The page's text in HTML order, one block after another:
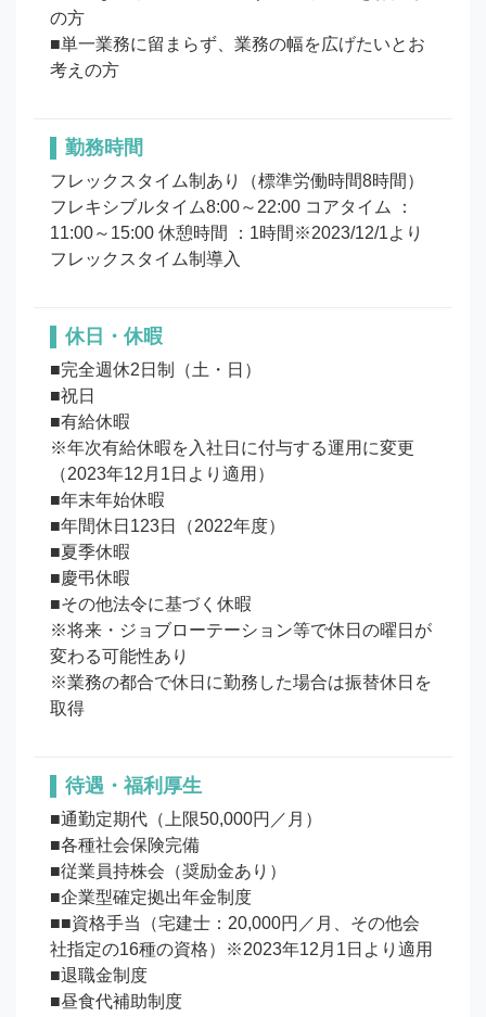
の方
■単一業務に留まらず、業務の幅を広げたいとお
勤務時間
フレックスタイム制あり（標準労働時間8時間）
フレキシブルタイム8:00～22:00 コアタイム ：
11:00～15:00 休憩時間 ：1時間※2023/12/1より
フレックスタイム制導入
休日・休暇
■完全週休2日制（土・日）
■祝日
■有給休暇
※年次有給休暇を入社日に付与する運用に変更
（2023年12月1日より適用）
■年末年始休暇
■年間休日123日（2022年度）
■夏季休暇
■慶弔休暇
■その他法令に基づく休暇
※将来・ジョブローテーション等で休日の曜日が
変わる可能性あり
※業務の都合で休日に勤務した場合は振替休日を
待遇・福利厚生
■通勤定期代（上限50,000円／月）
■各種社会保険完備
■従業員持株会（奨励金あり）
■企業型確定拠出年金制度
■■資格手当（宅建士：20,000円／月、その他会
社指定の16種の資格）※2023年12月1日より適用
■退職金制度
■昼食代補助制度